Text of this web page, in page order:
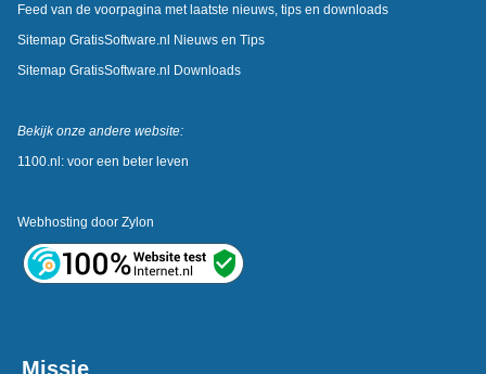
Feed van de voorpagina met laatste nieuws, tips en downloads
Sitemap GratisSoftware.nl Nieuws en Tips
Sitemap GratisSoftware.nl Downloads
Bekijk onze andere website:
1100.nl: voor een beter leven
Webhosting door Zylon
Missie